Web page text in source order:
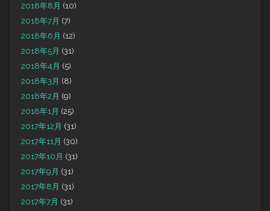
2018年8月 (10)
2018年7月 (7)
2018年6月 (12)
2018年5月 (31)
2018年4月 (5)
2018年3月 (8)
2018年2月 (9)
2018年1月 (25)
2017年12月 (31)
2017年11月 (30)
2017年10月 (31)
2017年9月 (31)
2017年8月 (31)
2017年7月 (31)